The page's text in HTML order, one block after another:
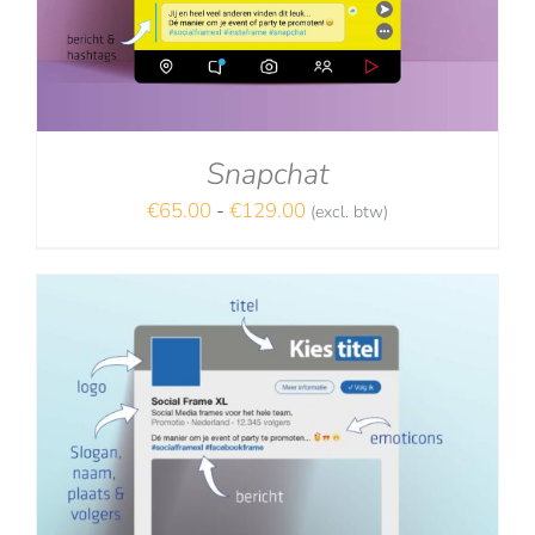
Snapchat
€65.00 - €129.00Prijsklasse:
tot
(excl. btw)